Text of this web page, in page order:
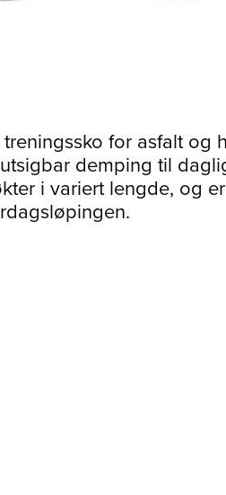
for asfalt og
demping til
i variert lengde, og